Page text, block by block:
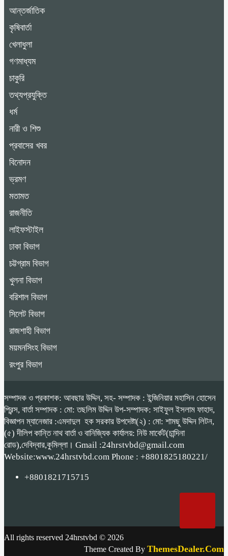
আন্তর্জাতিক
কৃষিবার্তা
খেলাধুলা
গণমাধ্যম
চাকুরি
তথ্যপ্রযুক্তি
ধর্ম
নারী ও শিশু
প্রবাসের খবর
বিনোদন
ভ্রমণ
মতামত
রাজনীতি
লাইফস্টাইল
ঢাকা বিভাগ
চট্টগ্রাম বিভাগ
খুলনা বিভাগ
বরিশাল বিভাগ
সিলেট বিভাগ
রাজশাহী বিভাগ
ময়মনসিংহ বিভাগ
রংপুর বিভাগ
সম্পাদক ও প্রকাশক: আবছার উদ্দিন, সহ- সম্পাদক : ইন্জিনিয়ার মহাসিন হোসেন
প্রিন্স, বার্তা সম্পাদক : মো: তছলিম উদ্দিন উপ-সম্পাদক: সাইফুল ইসলাম ফাহাদ,
বিজ্ঞাপন ম্যানেজার :এমদাদুল হক সরকার উপদেষ্টা(২) : মো: শামছু উদ্দিন লিটন,
(৫) দীলিপ কান্তি নাথ বার্তা ও বানিজ্যিক কার্যালয়: নিউ মার্কেট(চান্দিনা
রোড),দেবিদ্বার,কুমিল্লা। Gmail :24hrstvbd@gmail.com
Website:www.24hrstvbd.com Phone : +8801825180221/
+8801821715715
All rights reserved 24hrstvbd © 2026
Theme Created By ThemesDealer.Com